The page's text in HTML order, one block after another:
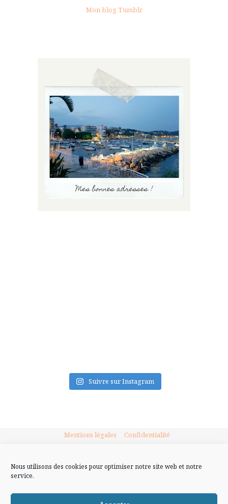
Nous utilisons des cookies pour optimiser notre site web et notre
service.
Mon blog Tumblr
Suivre sur Instagram
Mentions légales Confidentialité